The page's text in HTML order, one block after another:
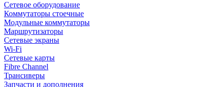
Сетевое оборудование
Коммутаторы стоечные
Модульные коммутаторы
Маршрутизаторы
Сетевые экраны
Wi-Fi
Сетевые карты
Fibre Channel
Трансиверы
Запчасти и дополнения